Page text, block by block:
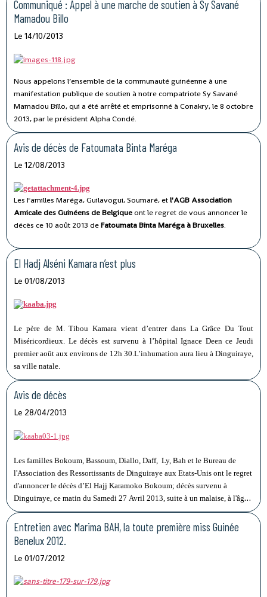
Communiqué : Appel à une marche de soutien à Sy Savané
Mamadou Billo
Le 14/10/2013
Nous appelons l’ensemble de la communauté guinéenne à une
manifestation publique de soutien à notre compatriote Sy Savané
Mamadou Billo, qui a été arrêté et emprisonné à Conakry, le 8 octobre
2013, par le président Alpha Condé.
Avis de décès de Fatoumata Binta Maréga
Le 12/08/2013
Les Familles Maréga, Guilavogui, Soumaré, etl'AGB Association
Amicale des Guinéens de Belgiqueont le regret de vous annoncer le
décès ce 10 août 2013 deFatoumataBinta Maréga à Bruxelles.
El Hadj Alséni Kamara n’est plus
Le 01/08/2013
Le père de M. Tibou Kamara vient d’entrer dans La Grâce Du Tout
Miséricordieux. Le décès est survenu à l’hôpital Ignace Deen ce Jeudi
premier août aux environs de 12h 30.L’inhumation aura lieu à Dinguiraye,
sa ville natale.
Avis de décès
Le 28/04/2013
Les familles Bokoum, Bassoum, Diallo, Daff, Ly, Bah et le Bureau de
l'Association des Ressortissants de Dinguiraye aux Etats-Unis ont le regret
d'annoncer le décès d’El Hajj Karamoko Bokoum; décès survenu à
Dinguiraye, ce matin du Samedi 27 Avril 2013, suite à un malaise, à l'âge
de 84 ans.
Entretien avec Marima BAH, la toute première miss Guinée
Benelux 2012.
Le 01/07/2012